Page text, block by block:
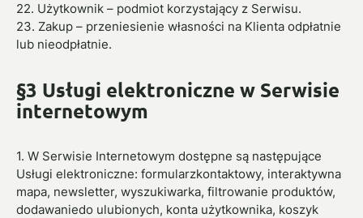
22. Użytkownik – podmiot korzystający z Serwisu.
23. Zakup – przeniesienie własności na Klienta odpłatnie
lub nieodpłatnie.
§3 Usługi elektroniczne w Serwisie
internetowym
1. W Serwisie Internetowym dostępne są następujące
Usługi elektroniczne: formularzkontaktowy, interaktywna
mapa, newsletter, wyszukiwarka, filtrowanie produktów,
dodawaniedo ulubionych, konta użytkownika, koszyk